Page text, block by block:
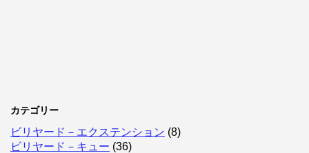
カテゴリー
ビリヤード－エクステンション (8)
ビリヤード－キュー (36)